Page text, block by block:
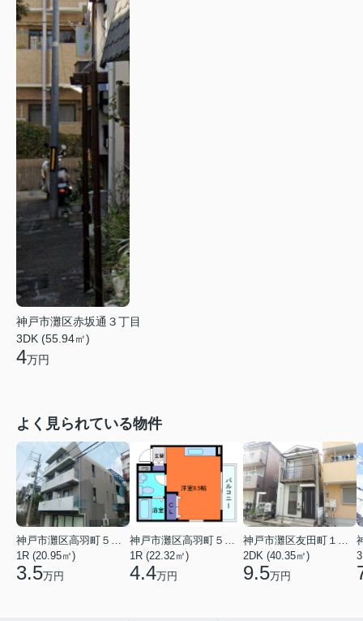
神戸市灘区赤坂通３丁目
3DK (55.94㎡)
4万円
よく見られている物件
1R (20.95㎡)
3.5万円
1R (22.32㎡)
4.4万円
2DK (40.35㎡)
9.5万円